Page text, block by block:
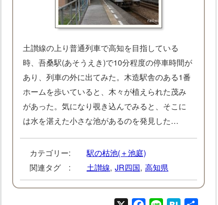
土讃線の上り普通列車で高知を目指している
時、吾桑駅(あそうえき)で10分程度の停車時間が
あり、列車の外に出てみた。木造駅舎のある1番
ホームを歩いていると、木々が植えられた茂み
があった。気になり覗き込んでみると、そこに
は水を湛えた小さな池があるのを発見した…
カテゴリー:
駅の枯池(＋池庭)
関連タグ :
土讃線, JR四国, 高知県